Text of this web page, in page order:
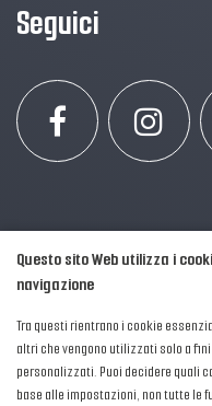
Seguici
2016-2026 © AIPFM -
Questo sito Web utilizza i
navigazione
Tra questi rientrano i cookie
altri che vengono utilizzati solo a
personalizzati. Puoi decidere quali
base alle impostazioni, non tutte le